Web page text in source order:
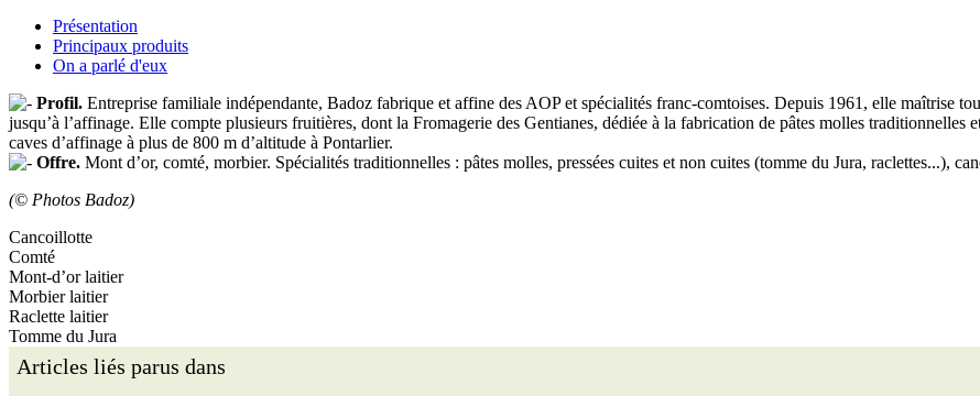
Présentation
Principaux produits
On a parlé d'eux
Profil. Entreprise familiale indépendante, Badoz fabrique et affine des AOP et spécialités franc-comtoises. Depuis 1961, elle maîtrise
jusqu’à l’affinage. Elle compte plusieurs fruitières, dont la Fromagerie des Gentianes, dédiée à la fabrication de pâtes molles traditionnelles
caves d’affinage à plus de 800 m d’altitude à Pontarlier.
Offre. Mont d’or, comté, morbier. Spécialités traditionnelles : pâtes molles, pressées cuites et non cuites (tomme du Jura, raclettes...),
(© Photos Badoz)
Cancoillotte
Comté
Mont-d’or laitier
Morbier laitier
Raclette laitier
Tomme du Jura
Articles liés parus dans